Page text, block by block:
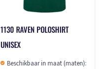
1130 RAVEN POLOSHIRT
UNISEX
Beschikbaar in maat (maten):